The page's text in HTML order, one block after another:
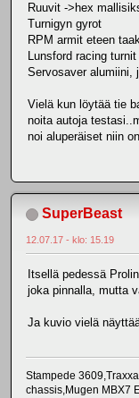
Ruuvit ->hex
Turnigyn gyrot
RPM armit eteen
Lunsford racing
Servosaver alumiini,
Vielä kun löytää tie
noita autoja
noi aluperäiset niin
SuperBeast
12.07.17 - klo: 15.19
Itsellä pedessä
joka pinnalla, mutta
Ja kuvio vielä
Stampede
chassis,Mugen MBX7